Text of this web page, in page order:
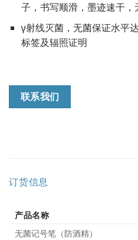
子，书写顺滑，墨迹速干，
γ射线灭菌，无菌保证水平
标签及辐照证明
联系我们
订货信息
产品名称
无菌记号笔（防酒精）